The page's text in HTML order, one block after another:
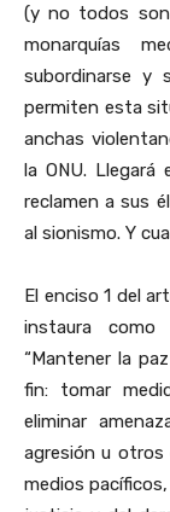
(y no todos son
monarquías
subordinarse y
permiten esta
anchas
la ONU.
reclamen a sus
al sionismo. Y
El enciso 1 del
instaura como
“Mantener la
fin: tomar
eliminar
agresión u otros
medios